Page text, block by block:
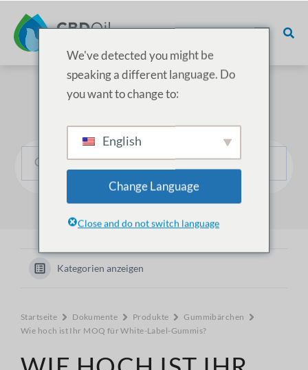
Kategorien anzeigen
Startseite Dokumente Produkte
Gummibärchen
Wie hoch ist Ihr MOQ für White-Label-Gummis?
We've detected you might be
speaking a different language. Do
you want to change to:
English
Change Language
Close and do not switch language